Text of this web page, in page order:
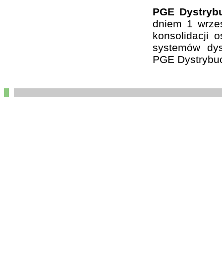
PGE
dniem 1
konsolidacji
systemów
PGE